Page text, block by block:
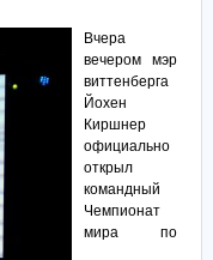
Вчера
вечером мэр
виттенберга
Йохен
Киршнер
официально
открыл
командный
Чемпионат
мира по